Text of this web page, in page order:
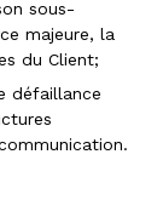
sous-
majeure, la
du Client;
défaillance